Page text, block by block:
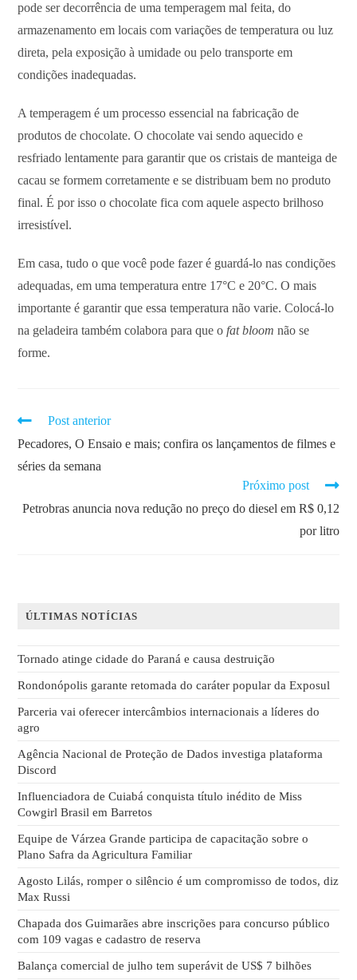
pode ser decorrência de uma temperagem mal feita, do
armazenamento em locais com variações de temperatura ou luz
direta, pela exposição à umidade ou pelo transporte em
condições inadequadas.
A temperagem é um processo essencial na fabricação de
produtos de chocolate. O chocolate vai sendo aquecido e
resfriado lentamente para garantir que os cristais de manteiga de
cacau se formem corretamente e se distribuam bem no produto
final. É por isso o chocolate fica com aquele aspecto brilhoso
irresistível.
Em casa, tudo o que você pode fazer é guardá-lo nas condições
adequadas, em uma temperatura entre 17°C e 20°C. O mais
importante é garantir que essa temperatura não varie. Colocá-lo
na geladeira também colabora para que o fat bloom não se
forme.
Post anterior
Pecadores, O Ensaio e mais; confira os lançamentos de filmes e
séries da semana
Próximo post
Petrobras anuncia nova redução no preço do diesel em R$ 0,12
por litro
ÚLTIMAS NOTÍCIAS
Tornado atinge cidade do Paraná e causa destruição
Rondonópolis garante retomada do caráter popular da Exposul
Parceria vai oferecer intercâmbios internacionais a líderes do
agro
Agência Nacional de Proteção de Dados investiga plataforma
Discord
Influenciadora de Cuiabá conquista título inédito de Miss
Cowgirl Brasil em Barretos
Equipe de Várzea Grande participa de capacitação sobre o
Plano Safra da Agricultura Familiar
Agosto Lilás, romper o silêncio é um compromisso de todos, diz
Max Russi
Chapada dos Guimarães abre inscrições para concurso público
com 109 vagas e cadastro de reserva
Balança comercial de julho tem superávit de US$ 7 bilhões